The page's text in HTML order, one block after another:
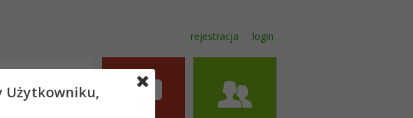
rejestracja login
Użytkowniku,